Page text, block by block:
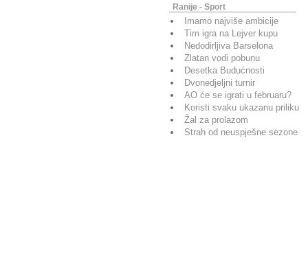
Ranije - Sport
Imamo najviše ambicije
Tim igra na Lejver kupu
Nedodirljiva Barselona
Zlatan vodi pobunu
Desetka Budućnosti
Dvonedjeljni turnir
AO će se igrati u februaru?
Koristi svaku ukazanu priliku
Žal za prolazom
Strah od neuspješne sezone